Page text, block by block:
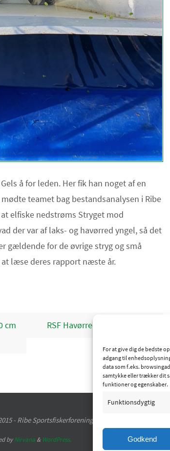
For at give dig de bedste
adgang til
data som f.eks.
samtykke eller trækker dit
funktioner og egenskaber.
Funktionsdygtig
Godkend
å for leden. Her fik han noget af en
teamet bag bestandsanalysen i Ribe
elfiske nedstrøms Stryget mod
der var af laks- og havørred yngel, så det
gældende for de øvrige stryg og små
læse deres rapport næste år.
cm
RSF Havørred konkurrence
- Ribe Sportsfiskerforening
byNirvana& WordPress.